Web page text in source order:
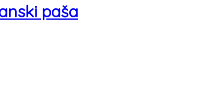
paša